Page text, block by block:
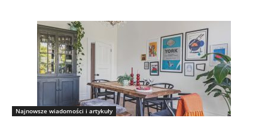
Najnowsze wiadomości i artykuły